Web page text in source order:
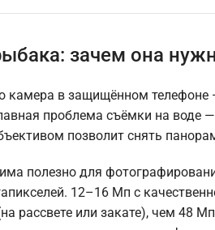
зачем она
камера в защищённом
проблема съёмки на
позволит снять
полезно для
12–16 Мп с
рассвете или закате), чем 48